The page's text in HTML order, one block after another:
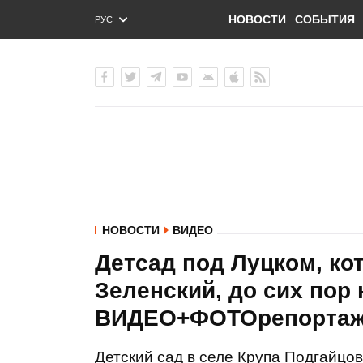
РУС
ENG
НОВОСТИ СОБЫТИЯ
НОВОСТИ ВИДЕО
Детсад под Луцком,
Зеленский, до сих пор
Детский сад в селе Крупа